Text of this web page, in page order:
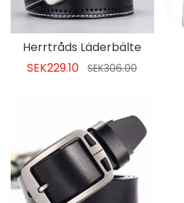
Herrtråds Läderbälte
SEK229.10
SEK306.00